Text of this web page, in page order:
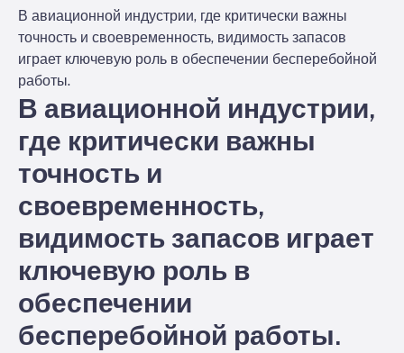
В авиационной индустрии, где критически важны
точность и своевременность, видимость запасов
играет ключевую роль в обеспечении бесперебойной
работы.
В авиационной индустрии,
где критически важны
точность и
своевременность,
видимость запасов играет
ключевую роль в
обеспечении
бесперебойной работы.